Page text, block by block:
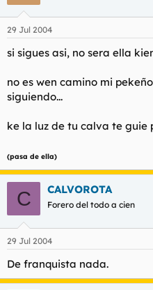
29 Jul 2004
si sigues asi, no sera ella
no es wen camino mi
siguiendo...
ke la luz de tu calva te guie
(pasa de ella)
C CALVOROTA
Forero del todo a cien
29 Jul 2004
De franquista nada.